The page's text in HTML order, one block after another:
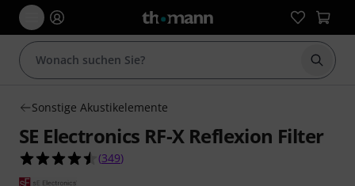
Suche
Sonstige Akustikelemente
SE Electronics RF-X Reflexion Filter
4.5 von 5 Sternen aus 349 Kundenbewertungen
(349)